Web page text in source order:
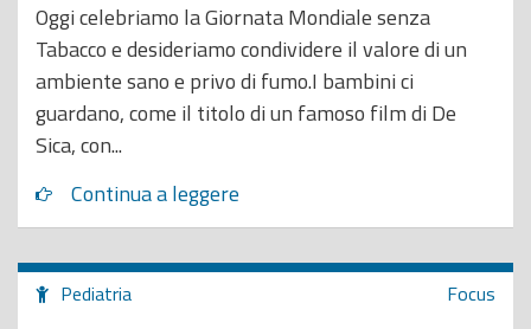
Oggi celebriamo la Giornata Mondiale senza
Tabacco e desideriamo condividere il valore di un
ambiente sano e privo di fumo.I bambini ci
guardano, come il titolo di un famoso film di De
Sica, con...
Continua a leggere
Pediatria Focus